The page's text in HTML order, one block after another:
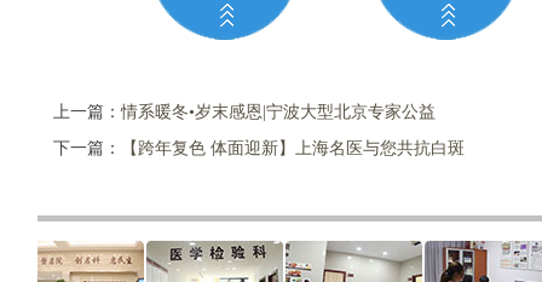
上一篇：情系暖冬•岁末感恩|宁波大型北京专家公益
下一篇：
【跨年复色 体面迎新】上海名医与您共抗白斑